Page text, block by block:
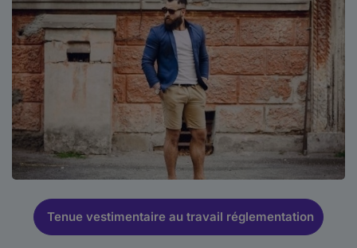
Tenue vestimentaire au travail réglementation